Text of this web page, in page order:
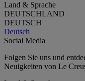
Land & Sprache
DEUTSCHLAND
DEUTSCH
Deutsch
Social Media
Folgen Sie uns und
Neuigkeiten von Le